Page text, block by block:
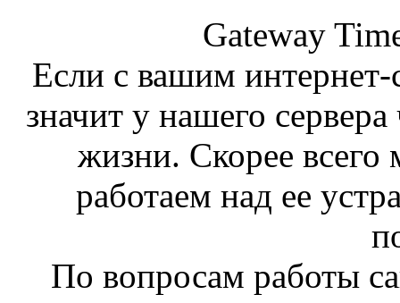
Gateway
Если с вашим интернет-
значит у нашего
жизни. Скорее
работаем над ее
По вопросам работы